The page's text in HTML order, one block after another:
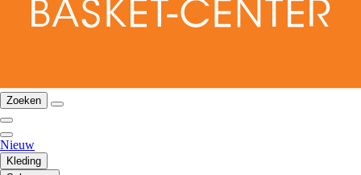
Zoeken
Nieuw
Kleding